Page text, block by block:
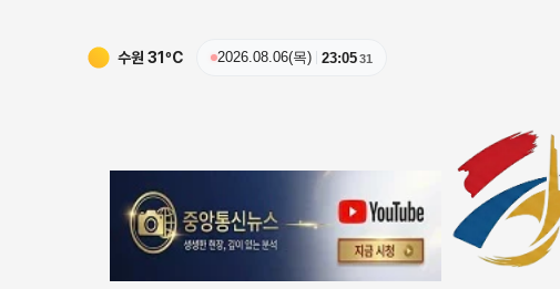
수원 31ºC 2026.08.06(목) 23:0532